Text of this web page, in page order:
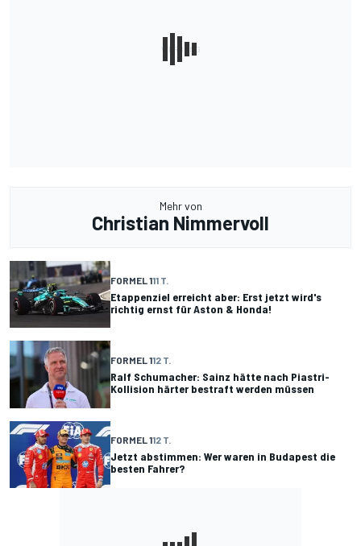
Mehr von
Christian Nimmervoll
FORMEL 111 T.
Etappenziel erreicht aber: Erst jetzt wird's
richtig ernst für Aston & Honda!
FORMEL 112 T.
Ralf Schumacher: Sainz hätte nach Piastri-
Kollision härter bestraft werden müssen
FORMEL 112 T.
Jetzt abstimmen: Wer waren in Budapest die
besten Fahrer?